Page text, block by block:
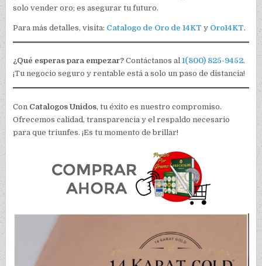
solo vender oro; es asegurar tu futuro.
Para más detalles, visita: Catalogo de Oro de 14KT y Oro14KT.
¿Qué esperas para empezar? Contáctanos al1(800) 825-9452.
¡Tu negocio seguro y rentable está a solo un paso de distancia!
Con Catalogos Unidos, tu éxito es nuestro compromiso.
Ofrecemos calidad, transparencia y el respaldo necesario
para que triunfes. ¡Es tu momento de brillar!